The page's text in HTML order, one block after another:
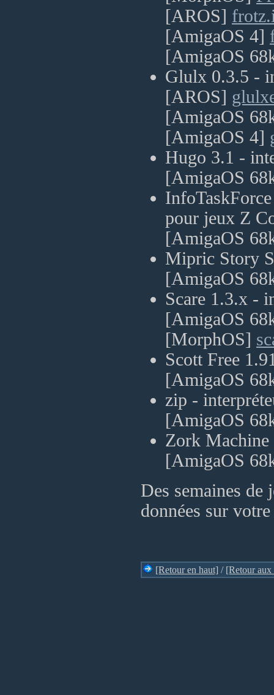
[AROS]
[AmigaOS 4]
[AmigaOS
Glulx 0.3.5 -
[AROS]
[AmigaOS
[AmigaOS 4]
Hugo 3.1 -
[AmigaOS
pour jeux Z
[AmigaOS
Mipric Story
[AmigaOS
Scare 1.3.x -
[AmigaOS
[MorphOS]
Scott Free
[AmigaOS
zip -
[AmigaOS
Zork Machine
[AmigaOS
Des semaines de
données sur
[Retour en haut] / [Retour aux